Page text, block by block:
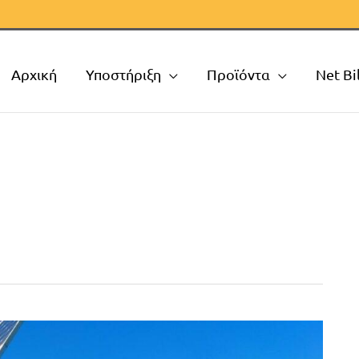
Αρχική Υποστήριξη Προϊόντα Net